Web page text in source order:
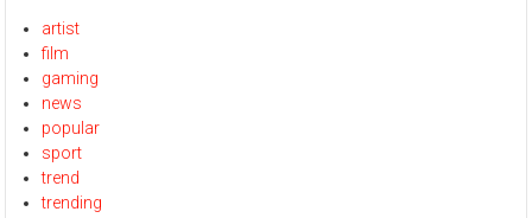
artist
film
gaming
news
popular
sport
trend
trending